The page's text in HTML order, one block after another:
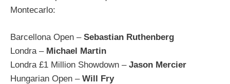
Montecarlo:
Barcellona Open – Sebastian Ruthenberg
Londra – Michael Martin
Londra £1 Million Showdown – Jason Mercier
Hungarian Open – Will Fry